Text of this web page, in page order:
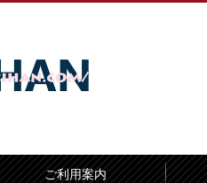
ご利用案内